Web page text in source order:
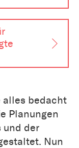
alles bedacht
Planungen
und der
Nun